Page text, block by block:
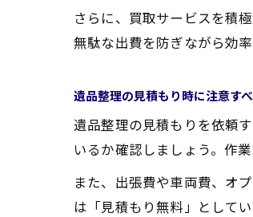
さらに、買取サービスを積
無駄な出費を防ぎながら効
遺品整理の見積もり時に注意す
遺品整理の見積もりを依頼
いるか確認しましょう。作
また、出張費や車両費、オ
は「見積もり無料」として